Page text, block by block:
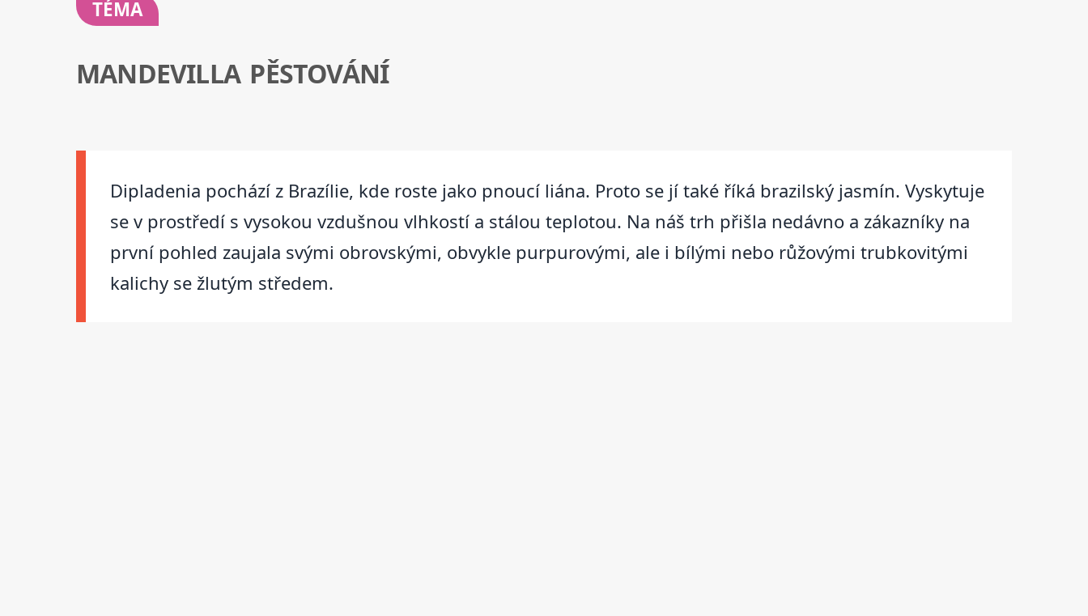
TÉMA
MANDEVILLA PĚSTOVÁNÍ
Dipladenia pochází z Brazílie, kde roste jako pnoucí liána. Proto se jí také říká brazilský jasmín. Vyskytuje
se v prostředí s vysokou vzdušnou vlhkostí a stálou teplotou. Na náš trh přišla nedávno a zákazníky na
první pohled zaujala svými obrovskými, obvykle purpurovými, ale i bílými nebo růžovými trubkovitými
kalichy se žlutým středem.